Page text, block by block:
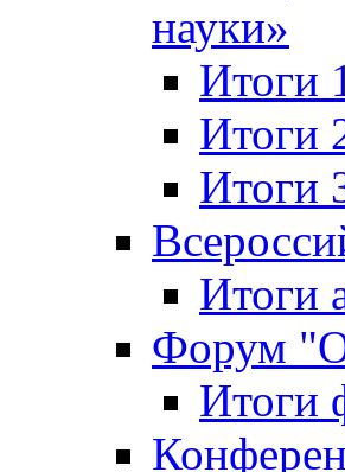
науки»
Итоги
Итоги
Итоги
Итоги
Форум
Итоги